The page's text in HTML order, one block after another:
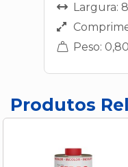
Largura:
Peso:
Produtos